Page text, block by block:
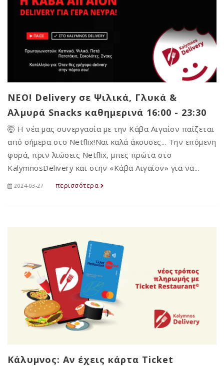
NEO! Delivery σε Ψιλικά, Γλυκά &
Αλμυρά Snacks καθημερινά 16:00 - 23:30
🤯 Η νέα μας συνεργασία με την Κάβα Αιγαίον παίζεται
από σήμερα στο Netflix!Ναι καλά άκουσες... Την επόμενη
φορά, πριν λιώσεις Netflix, μπες πρώτα στο
KalymnosDelivery και στην «Κάβα Αιγαίον» για να...
2024-03-27 περισσότερα
Κάλυμνος: Αν έχεις κάρτα Ticket